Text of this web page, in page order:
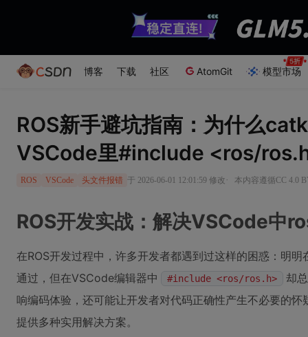
博客 下载 社区 AtomGit 模型市场
ROS新手避坑指南：为什么
VSCode里#include <ros/
ROS VSCode 头文件报错 于 2026-06-01 12:01:59 修改 · 本内容遵循CC 4.0
ROS开发实战：解决VSCode中
在ROS开发过程中，许多开发者都遇到过这样的困惑：明明
通过，但在VSCode编辑器中
#include <ros/ros.h>
却
响编码体验，还可能让开发者对代码正确性产生不必要的
提供多种实用解决方案。